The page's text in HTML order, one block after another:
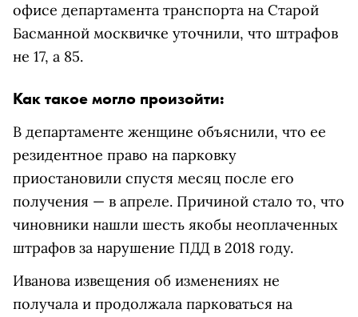
офисе департамента транспорта на Старой
Басманной москвичке уточнили, что штрафов
не 17, а 85.
Как такое могло произойти:
В департаменте женщине объяснили, что ее
резидентное право на парковку
приостановили спустя месяц после его
получения — в апреле. Причиной стало то, что
чиновники нашли шесть якобы неоплаченных
штрафов за нарушение ПДД в 2018 году.
Иванова извещения об изменениях не
получала и продолжала парковаться на